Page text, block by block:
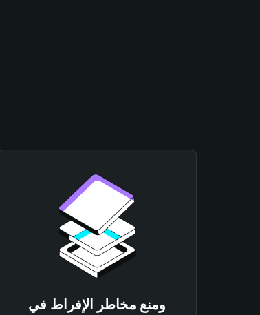
ومنع مخاطر الإفراط في